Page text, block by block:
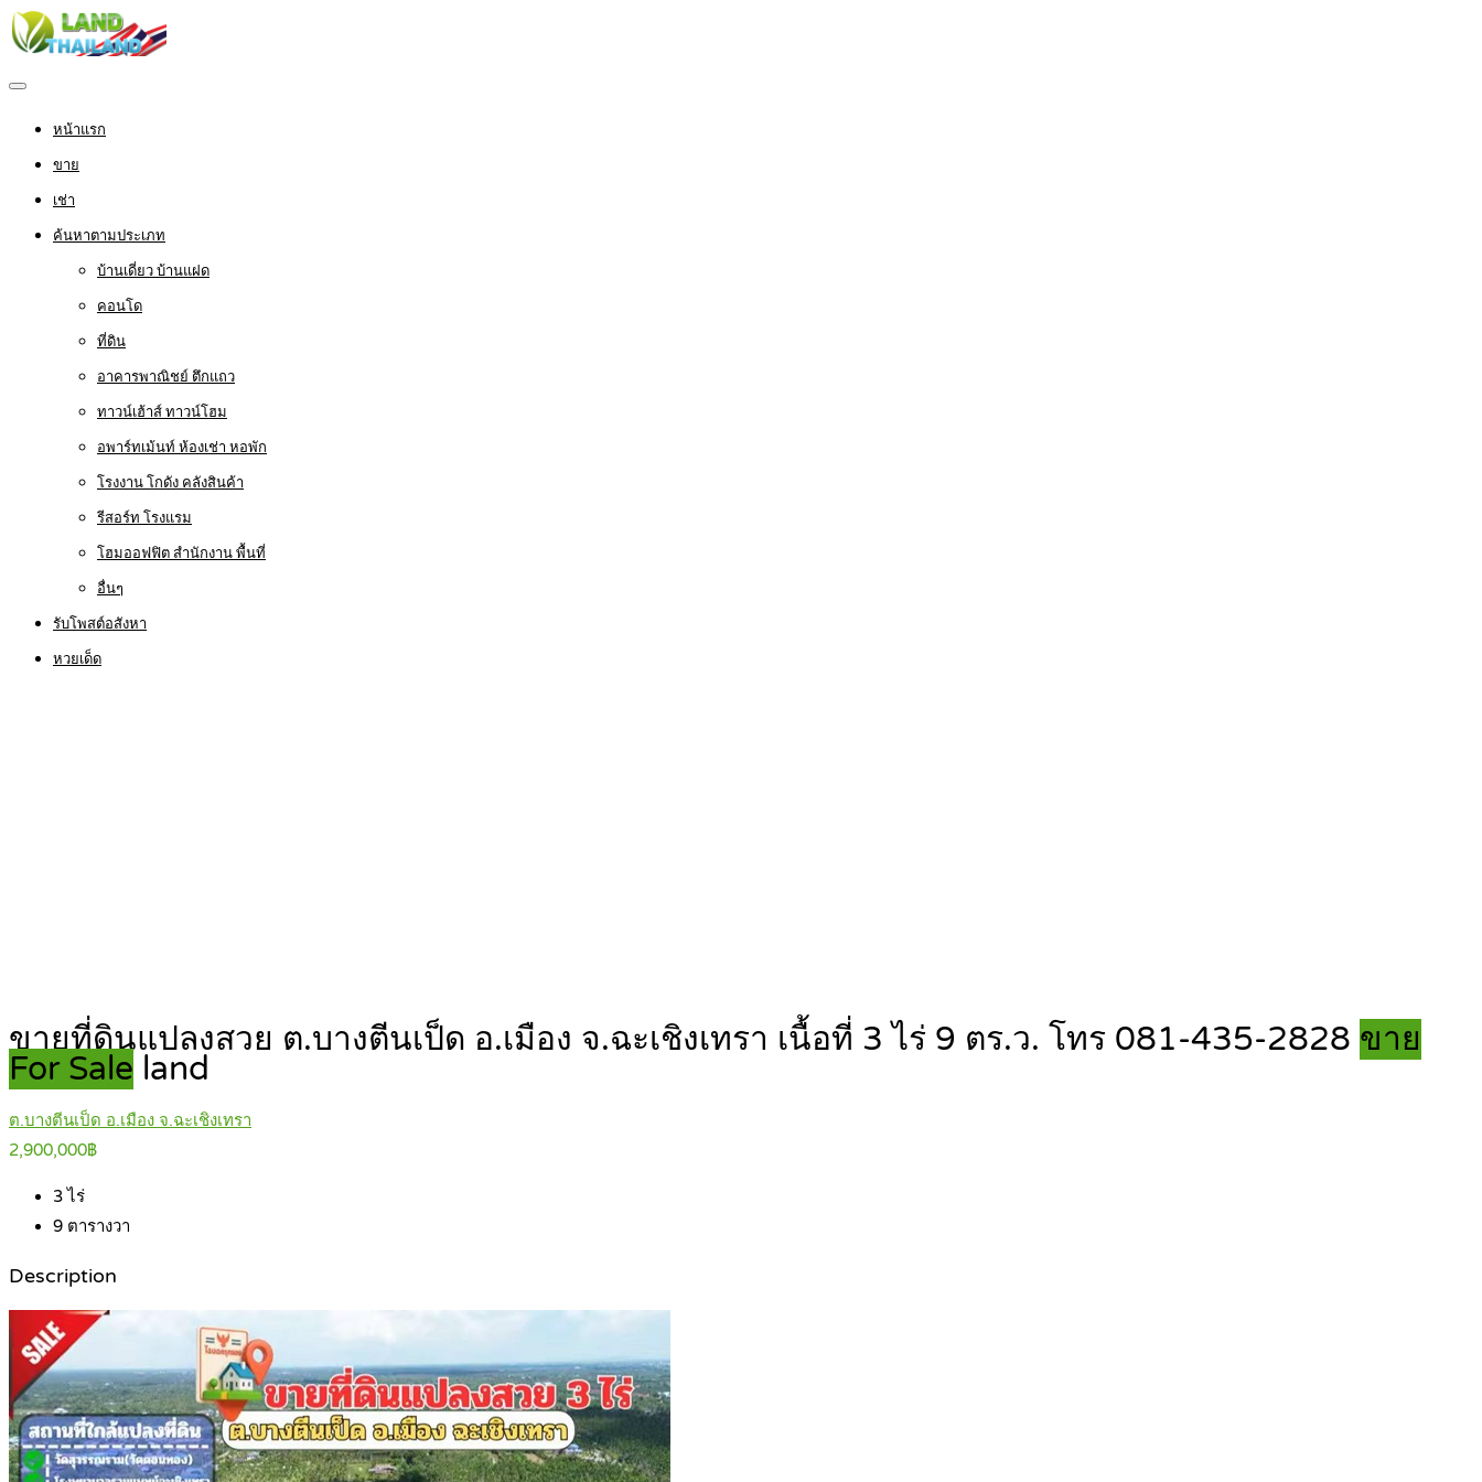
หน้าแรก
ขาย
เช่า
ค้นหาตามประเภท
บ้านเดี่ยว บ้านแฝด
คอนโด
ที่ดิน
อาคารพาณิชย์ ตึกแถว
ทาวน์เฮ้าส์ ทาวน์โฮม
อพาร์ทเม้นท์ ห้องเช่า หอพัก
โรงงาน โกดัง คลังสินค้า
รีสอร์ท โรงแรม
โฮมออฟฟิต สำนักงาน พื้นที่
อื่นๆ
รับโพสต์อสังหา
หวยเด็ด
ขายที่ดินแปลงสวย ต.บางตีนเป็ด อ.เมือง จ.ฉะเชิงเทรา เนื้อที่ 3 ไร่ 9 ตร.ว. โทร 081-435-2828 ขาย
For Sale land
ต.บางตีนเป็ด อ.เมือง จ.ฉะเชิงเทรา
2,900,000฿
3ไร่
9 ตารางวา
Description